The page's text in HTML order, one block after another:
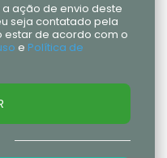
ação de envio deste
seja contatado pela
estar de acordo com o
e Política de